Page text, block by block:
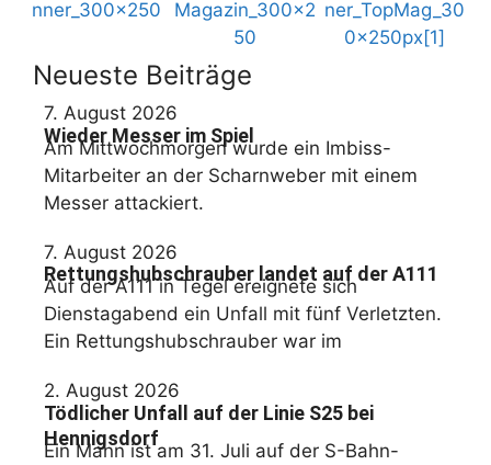
Neueste Beiträge
7. August 2026
Wieder Messer im Spiel
Am Mittwochmorgen wurde ein Imbiss-
Mitarbeiter an der Scharnweber mit einem
Messer attackiert.
7. August 2026
Rettungshubschrauber landet auf der A111
Auf der A111 in Tegel ereignete sich
Dienstagabend ein Unfall mit fünf Verletzten.
Ein Rettungshubschrauber war im
2. August 2026
Tödlicher Unfall auf der Linie S25 bei
Hennigsdorf
Ein Mann ist am 31. Juli auf der S-Bahn-